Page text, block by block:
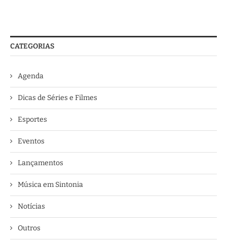
CATEGORIAS
Agenda
Dicas de Séries e Filmes
Esportes
Eventos
Lançamentos
Música em Sintonia
Notícias
Outros